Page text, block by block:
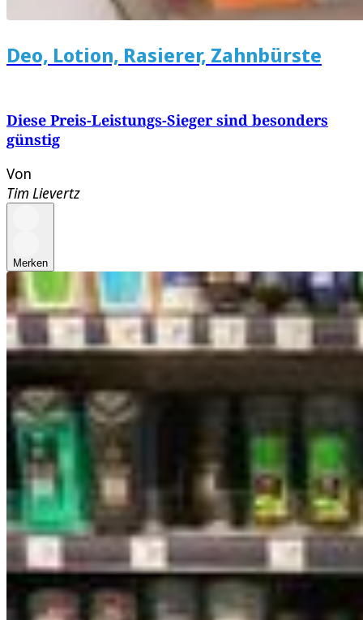
Deo, Lotion, Rasierer, Zahnbürste
Diese Preis-Leistungs-Sieger sind besonders
günstig
Von
Tim Lievertz
Merken